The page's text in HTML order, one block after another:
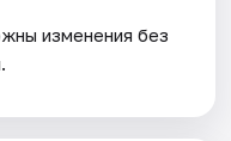
изменения без